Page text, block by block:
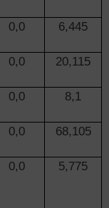
0,0 6,445
0,0 20,115
0,0 8,1
0,0 68,105
0,0 5,775